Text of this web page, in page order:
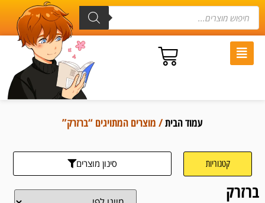
עמוד הבית/ מוצרים המתויגים “ברזרק”
קטגוריות סינון מוצרים
ברזרק